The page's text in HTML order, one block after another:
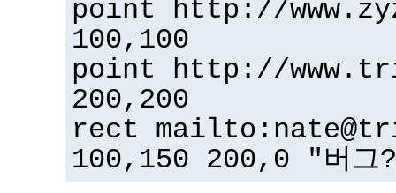
point http://
100,100
point http://
200,200
rect
100,150 200,0 "버그